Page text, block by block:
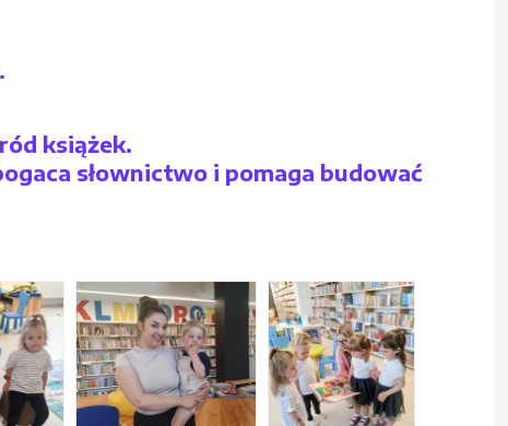
książek.
słownictwo i pomaga budować